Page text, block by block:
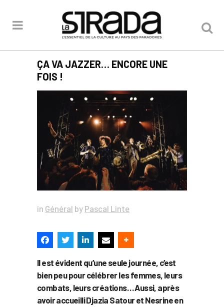
ÇA VA JAZZER… ENCORE UNE
FOIS !
in Général by Pascal Linte
Il est évident qu’une seule journée, c’est
bien peu pour célébrer les femmes, leurs
combats, leurs créations… Aussi, après
avoir accueilli Djazia Satour et Nesrine en